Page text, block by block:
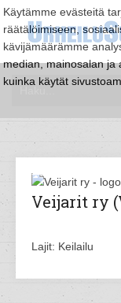
Käytämme evästeitä
räätälöimiseen,
kävijämäärämme
median, mainosalan ja
kuinka käytät
Veijarit ry
Lajit: Keilailu